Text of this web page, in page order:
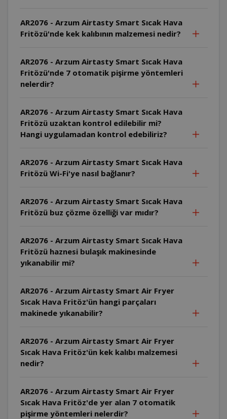
AR2076 - Arzum Airtasty Smart Sıcak Hava
Fritözü'nde kek kalıbının malzemesi nedir?
AR2076 - Arzum Airtasty Smart Sıcak Hava
Fritözü'nde 7 otomatik pişirme yöntemleri
nelerdir?
AR2076 - Arzum Airtasty Smart Sıcak Hava
Fritözü uzaktan kontrol edilebilir mi?
Hangi uygulamadan kontrol edebiliriz?
AR2076 - Arzum Airtasty Smart Sıcak Hava
Fritözü Wi-Fi'ye nasıl bağlanır?
AR2076 - Arzum Airtasty Smart Sıcak Hava
Fritözü buz çözme özelliği var mıdır?
AR2076 - Arzum Airtasty Smart Sıcak Hava
Fritözü haznesi bulaşık makinesinde
yıkanabilir mi?
AR2076 - Arzum Airtasty Smart Air Fryer
Sıcak Hava Fritöz'ün hangi parçaları
makinede yıkanabilir?
AR2076 - Arzum Airtasty Smart Air Fryer
Sıcak Hava Fritöz'ün kek kalıbı malzemesi
nedir?
AR2076 - Arzum Airtasty Smart Air Fryer
Sıcak Hava Fritöz'de yer alan 7 otomatik
pişirme yöntemleri nelerdir?